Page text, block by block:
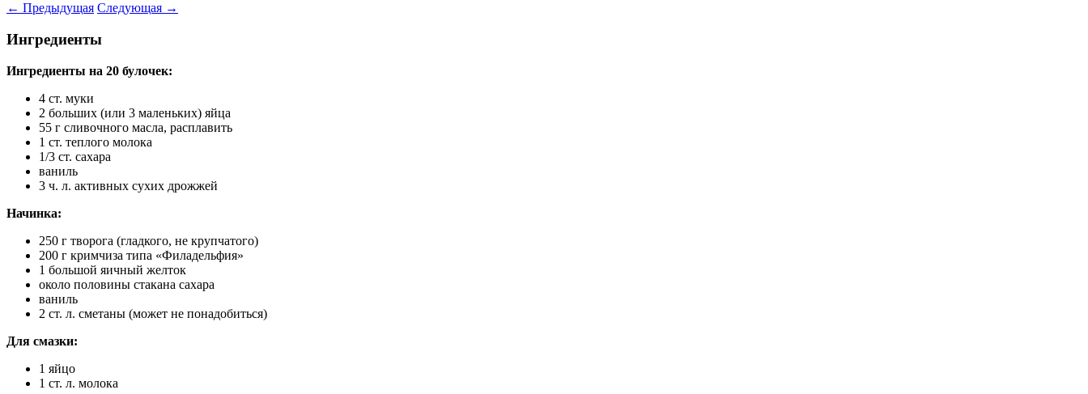
← Предыдущая Следующая →
Ингредиенты
Ингредиенты на 20 булочек:
4 ст. муки
2 больших (или 3 маленьких) яйца
55 г сливочного масла, расплавить
1 ст. теплого молока
1/3 ст. сахара
ваниль
3 ч. л. активных сухих дрожжей
Начинка:
250 г творога (гладкого, не крупчатого)
200 г кримчиза типа «Филадельфия»
1 большой яичный желток
около половины стакана сахара
ваниль
2 ст. л. сметаны (может не понадобиться)
Для смазки:
1 яйцо
1 ст. л. молока